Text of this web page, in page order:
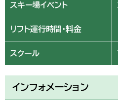
スキー場イベント
リフト運行時間・料金
スクール
インフォメーション